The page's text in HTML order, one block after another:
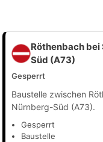
Röthenbach
Süd (A73)
Gesperrt
Baustelle zwischen
Nürnberg-Süd (A73).
Gesperrt
Baustelle